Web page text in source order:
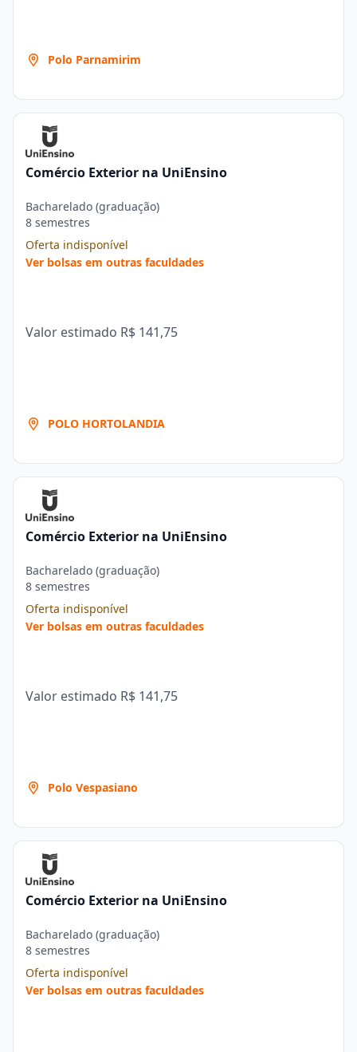
Polo Parnamirim
Comércio Exterior na UniEnsino
Bacharelado (graduação)
8 semestres
Oferta indisponível
Ver bolsas em outras faculdades
Valor estimado R$ 141,75
POLO HORTOLANDIA
Comércio Exterior na UniEnsino
Bacharelado (graduação)
8 semestres
Oferta indisponível
Ver bolsas em outras faculdades
Valor estimado R$ 141,75
Polo Vespasiano
Comércio Exterior na UniEnsino
Bacharelado (graduação)
8 semestres
Oferta indisponível
Ver bolsas em outras faculdades